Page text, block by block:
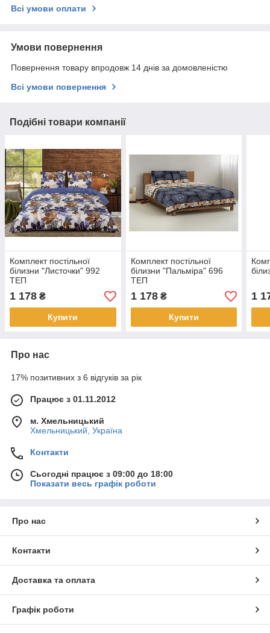
Всі умови оплати
Умови повернення
Повернення товару впродовж 14 днів за домовленістю
Всі умови повернення
Подібні товари компанії
Комплект постільної
білизни "Листочки" 992
ТЕП
1 178 ₴
Купити
Комплект постільної
білизни "Пальміра" 696
ТЕП
1 178₴
Купити
1
Про нас
17% позитивних з 6 відгуків за рік
Працює з 01.11.2012
м. Хмельницький
Хмельницький, Україна
Контакти
Сьогодні працює з 09:00 до 18:00
Показати весь графік роботи
Про нас
Контакти
Доставка та оплата
Графік роботи